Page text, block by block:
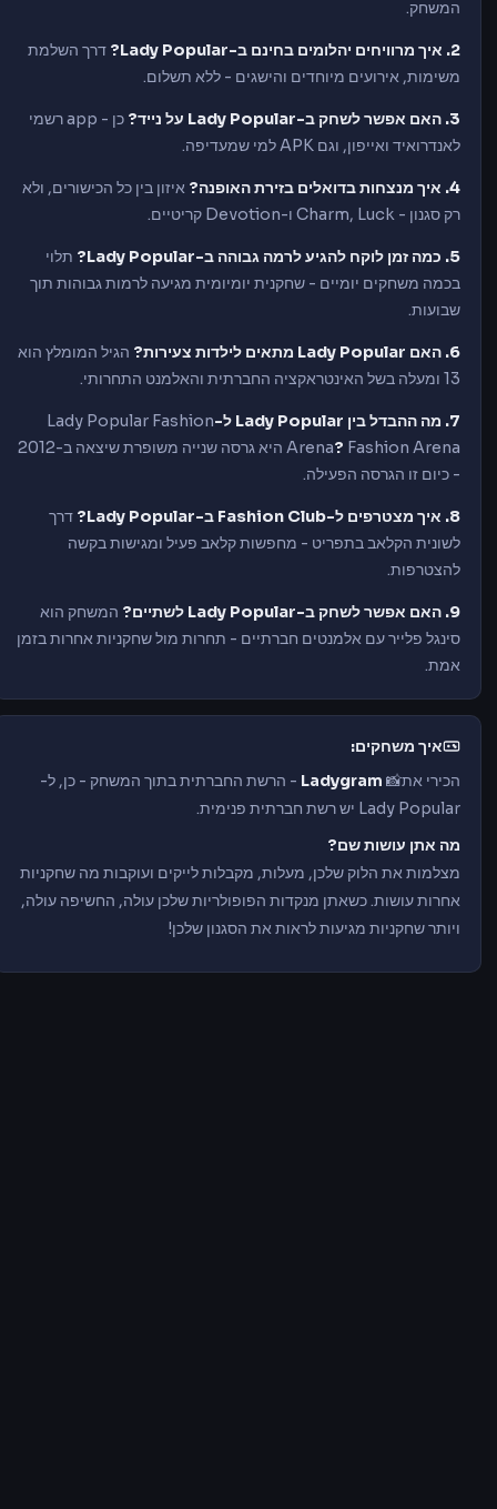
המשחק.
2. איך מרוויחים יהלומים בחינם ב-Lady Popular?
דרך השלמת
משימות, אירועים מיוחדים והישגים - ללא תשלום.
3. האם אפשר לשחק ב-Lady Popular על נייד?
כן - app רשמי
לאנדרואיד ואייפון, וגם APK למי שמעדיפה.
4. איך מנצחות בדואלים בזירת האופנה?
איזון בין כל הכישורים, ולא
רק סגנון - Charm, Luck ו-Devotion קריטיים.
5. כמה זמן לוקח להגיע לרמה גבוהה ב-Lady Popular?
תלוי
בכמה משחקים יומיים - שחקנית יומיומית מגיעה לרמות גבוהות תוך
שבועות.
6. האם Lady Popular מתאים לילדות צעירות?
הגיל המומלץ הוא
13 ומעלה בשל האינטראקציה החברתית והאלמנט התחרותי.
7. מה ההבדל בין Lady Popular ל-
Lady Popular Fashion
Arena?
Fashion Arena היא גרסה שנייה משופרת שיצאה ב-2012
- כיום זו הגרסה הפעילה.
8. איך מצטרפים ל-Fashion Club ב-Lady Popular?
דרך
לשונית הקלאב בתפריט - מחפשות קלאב פעיל ומגישות בקשה
להצטרפות.
9. האם אפשר לשחק ב-Lady Popular לשתיים?
המשחק הוא
סינגל פלייר עם אלמנטים חברתיים - תחרות מול שחקניות אחרות בזמן
אמת.
איך משחקים:
הכירי את📸 Ladygram - הרשת החברתית בתוך המשחק - כן, ל-
Lady Popular יש רשת חברתית פנימית.
מה אתן עושות שם?
מצלמות את הלוק שלכן, מעלות, מקבלות לייקים ועוקבות מה שחקניות
אחרות עושות. כשאתן מנקדות הפופולריות שלכן עולה, החשיפה עולה,
ויותר שחקניות מגיעות לראות את הסגנון שלכן!